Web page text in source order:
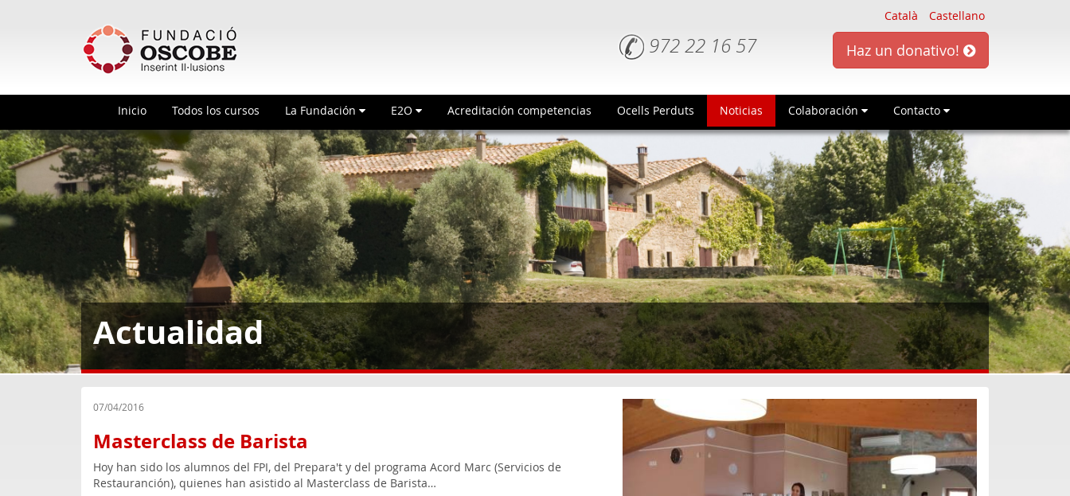
Català Castellano
972 22 16 57 Haz un donativo!
Inicio Todos los cursos La Fundación E2O Acreditación competencias Ocells Perduts Noticias Colaboración Contacto
Actualidad
07/04/2016
Masterclass de Barista
Hoy han sido los alumnos del FPI, del Prepara't y del programa Acord Marc (Servicios de
Restauranción), quienes han asistido al Masterclass de Barista…